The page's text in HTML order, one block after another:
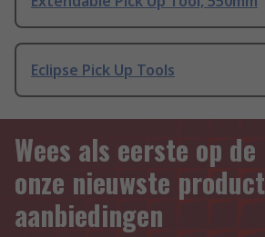
Eclipse Pick Up Tools
Wees als eerste op
onze nieuwste
aanbiedingen